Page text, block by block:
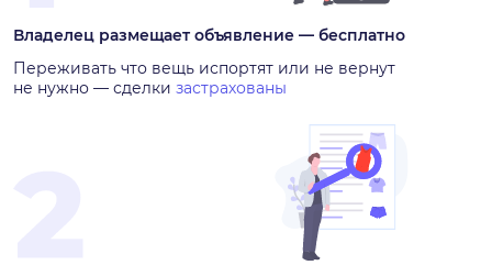
Владелец размещает объявление — бесплатно
Переживать что вещь испортят или не вернут
не нужно — сделки застрахованы